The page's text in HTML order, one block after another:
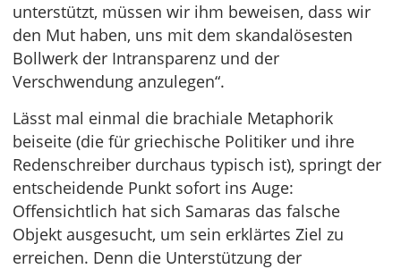
unterstützt, müssen wir ihm beweisen, dass wir
den Mut haben, uns mit dem skandalösesten
Bollwerk der Intransparenz und der
Verschwendung anzulegen“.
Lässt mal einmal die brachiale Metaphorik
beiseite (die für griechische Politiker und ihre
Redenschreiber durchaus typisch ist), springt der
entscheidende Punkt sofort ins Auge:
Offensichtlich hat sich Samaras das falsche
Objekt ausgesucht, um sein erklärtes Ziel zu
erreichen. Denn die Unterstützung der